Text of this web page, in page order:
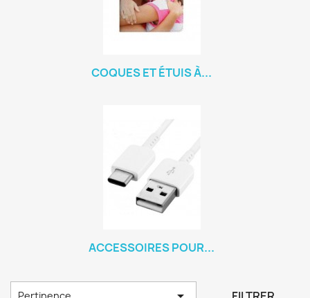
COQUES ET ÉTUIS À...
ACCESSOIRES POUR...
Pertinence